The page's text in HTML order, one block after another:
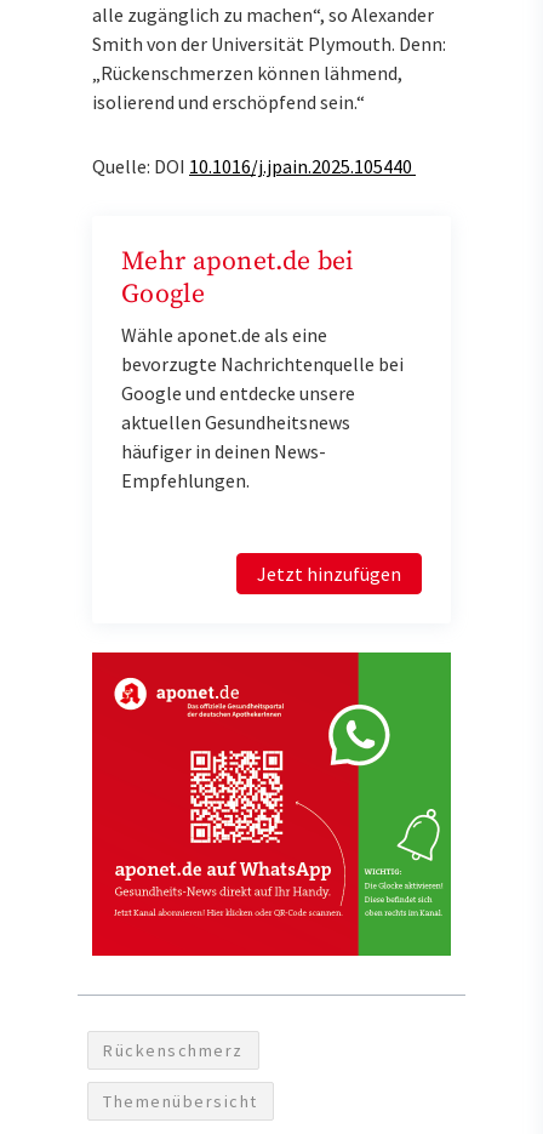
alle zugänglich zu machen“, so Alexander
Smith von der Universität Plymouth. Denn:
„Rückenschmerzen können lähmend,
isolierend und erschöpfend sein.“
Quelle: DOI 10.1016/j.jpain.2025.105440
Mehr aponet.de bei
Google
Wähle aponet.de als eine
bevorzugte Nachrichtenquelle bei
Google und entdecke unsere
aktuellen Gesundheitsnews
häufiger in deinen News-
Empfehlungen.
Jetzt hinzufügen
Rückenschmerz
Themenübersicht